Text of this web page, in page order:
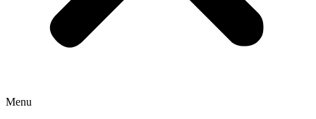
Menu